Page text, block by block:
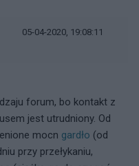
05-04-2020, 19:08:11
forum, bo kontakt z
jest utrudniony. Od
mocn gardło (od
przy przełykaniu,